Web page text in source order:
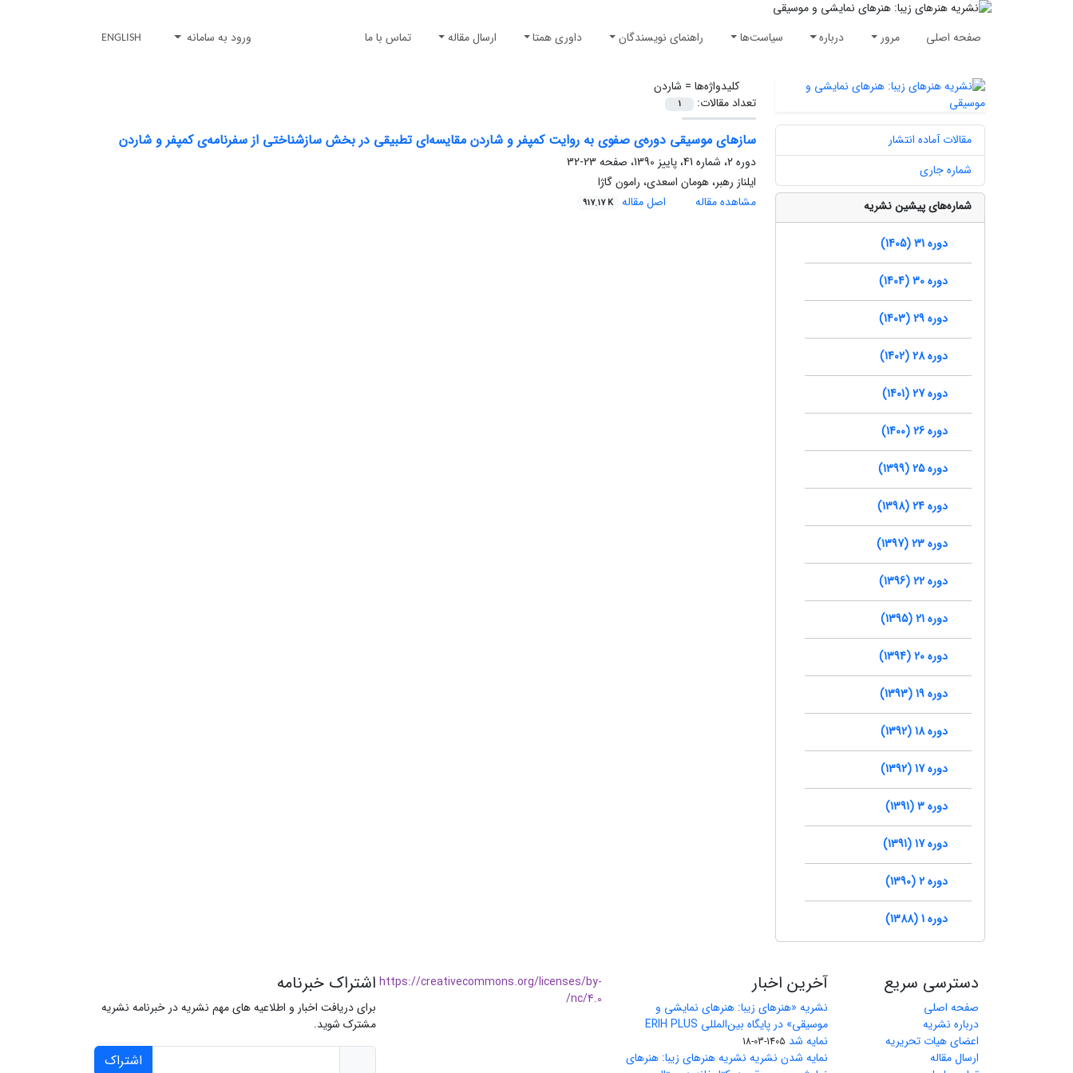
صفحه اصلی مرور درباره سیاست‌ها راهنمای نویسندگان داوری همتا ارسال مقاله تماس با ما ورود به سامانه ENGLISH
کلیدواژه‌ها = شاردن
تعداد مقالات:
1
سازهای موسیقی دوره‌ی صفوی به روایت کمپفر و شاردن مقایسه‌ای تطبیقی در بخش سازشناختی از سفرنامه‌ی کمپفر و شاردن
دوره 2، شماره 41، پاییز 1390، صفحه
23-32
ایلناز رهبر، هومان اسعدی، رامون گاژا
مشاهده مقاله
اصل مقاله 917.17 K
مقالات آماده انتشار
شماره جاری
شماره‌های پیشین نشریه
دوره 31 (1405)
دوره 30 (1404)
دوره 29 (1403)
دوره 28 (1402)
دوره 27 (1401)
دوره 26 (1400)
دوره 25 (1399)
دوره 24 (1398)
دوره 23 (1397)
دوره 22 (1396)
دوره 21 (1395)
دوره 20 (1394)
دوره 19 (1393)
دوره 18 (1392)
دوره 17 (1392)
دوره 3 (1391)
دوره 17 (1391)
دوره 2 (1390)
دوره 1 (1388)
دسترسی سریع
صفحه اصلی
درباره نشریه
اعضای هیات تحریریه
ارسال مقاله
آخرین اخبار
نشریه «هنرهای زیبا: هنرهای نمایشی و
موسیقی» در پایگاه بین‌المللی ERIH PLUS
نمایه شد 1405-03-18
نمایه شدن نشریه نشریه هنرهای زیبا: هنرهای
https://creativecommons.org/licenses/by-
nc/4.0/
اشتراک خبرنامه
برای دریافت اخبار و اطلاعیه های مهم نشریه در خبرنامه نشریه
مشترک شوید.
اشتراک